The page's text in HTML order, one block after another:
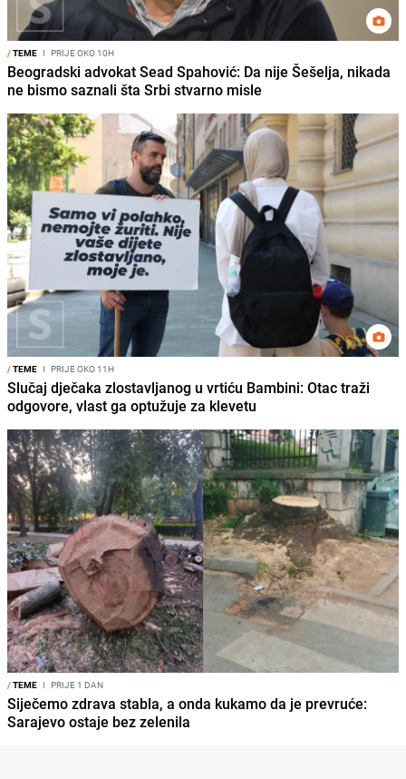
/TEME I PRIJE OKO 10H
Beogradski advokat Sead Spahović: Da nije Šešelja, nikada
ne bismo saznali šta Srbi stvarno misle
/TEME I PRIJE OKO 11H
Slučaj dječaka zlostavljanog u vrtiću Bambini: Otac traži
odgovore, vlast ga optužuje za klevetu
/TEME I PRIJE 1 DAN
Siječemo zdrava stabla, a onda kukamo da je prevruće:
Sarajevo ostaje bez zelenila